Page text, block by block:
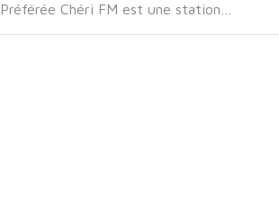
Préférée Chéri FM est une station…